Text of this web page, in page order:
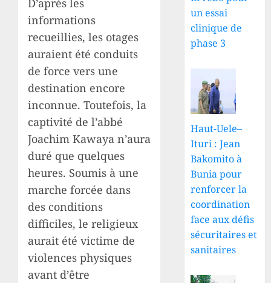
informations
recueillies, les otages
auraient été conduits
de force vers une
destination encore
inconnue. Toutefois, la
captivité de l’abbé
Joachim Kawaya n’aura
duré que quelques
heures. Soumis à une
marche forcée dans
des conditions
difficiles, le religieux
aurait été victime de
violences physiques
avant d’être
un essai
clinique de
phase 3
Haut-Uele–
Ituri : Jean
Bakomito à
Bunia pour
renforcer la
coordination
face aux défis
sécuritaires et
sanitaires